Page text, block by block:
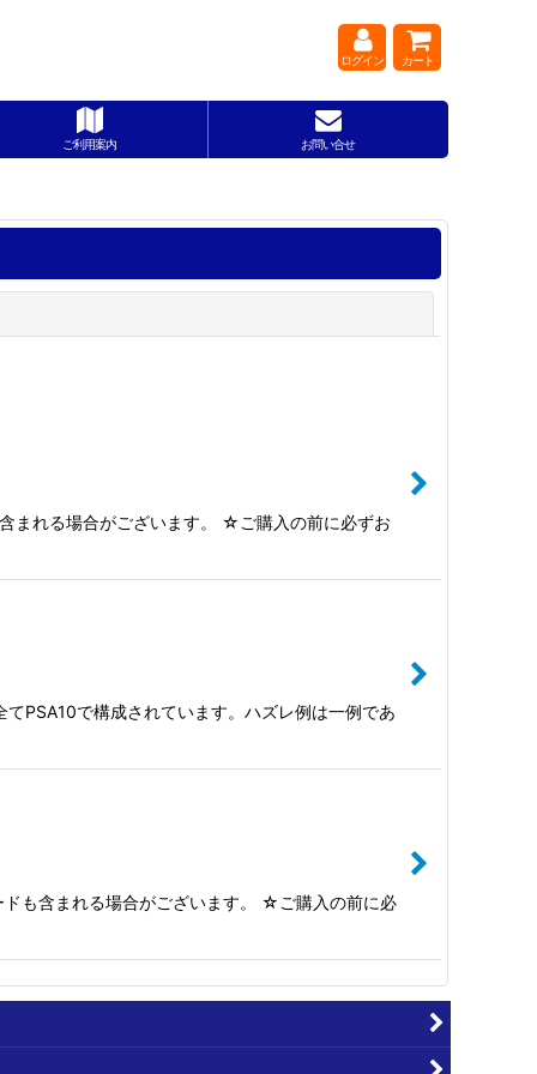
ログイン カート
ご利用案内 お問い合せ
れる場合がございます。 ☆ご購入の前に必ずお
PSA10で構成されています。ハズレ例は一例であ
も含まれる場合がございます。 ☆ご購入の前に必